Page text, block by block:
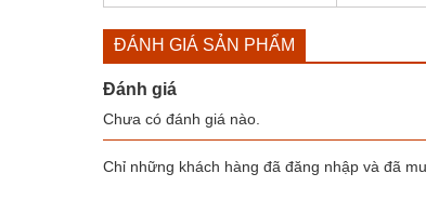
ĐÁNH GIÁ SẢN PHẨM
Đánh giá
Chưa có đánh giá nào.
Chỉ những khách hàng đã đăng nhập và đã